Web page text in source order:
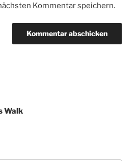
Kommentar speichern.
Walk